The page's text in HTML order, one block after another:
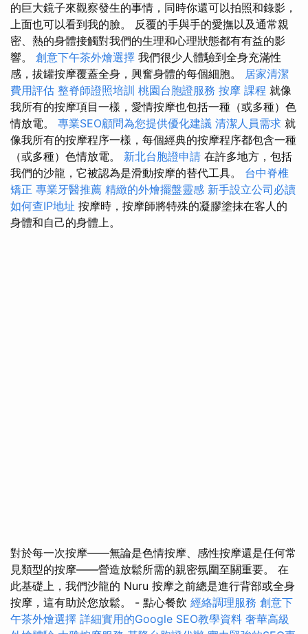
的巨大鏡子來觀察發生的事情，同時你還可以拍照和錄影，
上面也可以看到我的臉。 反覆的手與手的愛撫以及通常親
密、熱的身體接觸對我們的生理和心理狀態都有有益的影
響。 創意下午茶外燴選擇 我們很少人體驗到全身充滿性
感，拔罐按摩覆蓋全身，興奮身體的每個細胞。 居家清潔
費用評估 整脊師證照培訓 桃園台胞證服務 按摩 課程 就像
我所有的按摩項目一樣，愛情按摩也包括一種（或多種）色
情放電。 專業SEO顧問為您提供優化建議 清潔人員需求 就
像我所有的按摩程序一樣，每個經典的按摩程序都包含一種
（或多種）色情放電。 新北台胞證申請 在許多地方，包括
我們的沙龍，它被認為是滑動按摩的替代工具。 台中脊椎
矯正 專業牙醫推薦 精緻的外燴擺盤靈感 新手設立公司必讀
如何查IP地址 按摩時，按摩師將特殊的凝膠塗抹在客人的
身體和自己的身體上。
對於每一次按摩——無論是色情按摩、感性按摩還是任何常
見類型的按摩——營造放鬆所需的親密氛圍至關重要。 在
此基礎上，我們沙龍的 Nuru 按摩之前總是進行背部或全身
按摩，這有助於您放鬆。 - 點心餐飲 經絡調理服務 創意下
午茶外燴選擇 詳細實用的Google SEO教學資料 奢華高級